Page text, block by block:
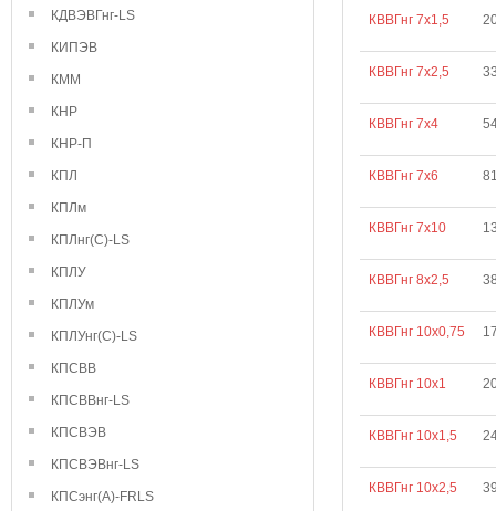
КДВЭВГнг-LS
КИПЭВ
КММ
КНР
КНР-П
КПЛ
КПЛм
КПЛнг(С)-LS
КПЛУ
КПЛУм
КПЛУнг(С)-LS
КПСВВ
КПСВВнг-LS
КПСВЭВ
КПСВЭВнг-LS
КПСэнг(А)-FRLS
КВВГнг 7х1,5
КВВГнг 7х2,5
КВВГнг 7х4
КВВГнг 7х6
КВВГнг 7х10
КВВГнг 8х2,5
КВВГнг 10х0,75
КВВГнг 10х1
КВВГнг 10х1,5
КВВГнг 10х2,5